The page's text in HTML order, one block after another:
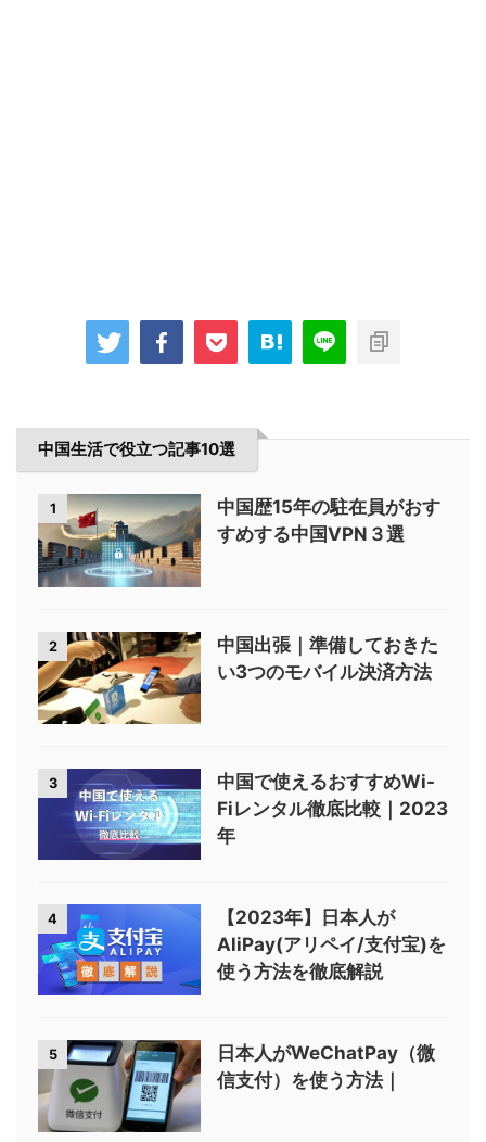
中国生活で役立つ記事10選
1
中国歴15年の駐在員がおす
すめする中国VPN３選
2
中国出張｜準備しておきた
い3つのモバイル決済方法
3
中国で使えるおすすめWi-
Fiレンタル徹底比較｜2023
年
4
【2023年】日本人が
AliPay(アリペイ/支付宝)を
使う方法を徹底解説
5
日本人がWeChatPay（微
信支付）を使う方法｜